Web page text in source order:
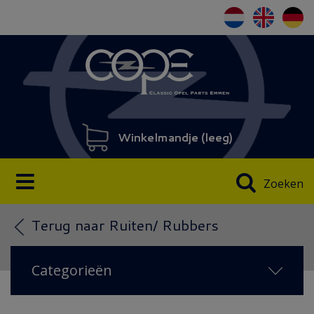
Winkelmandje (leeg)
Zoeken
Terug naar Ruiten/ Rubbers
Categorieën
AANBIEDING(3)